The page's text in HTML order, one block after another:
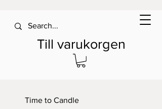
Till varukorgen
Time to Candle